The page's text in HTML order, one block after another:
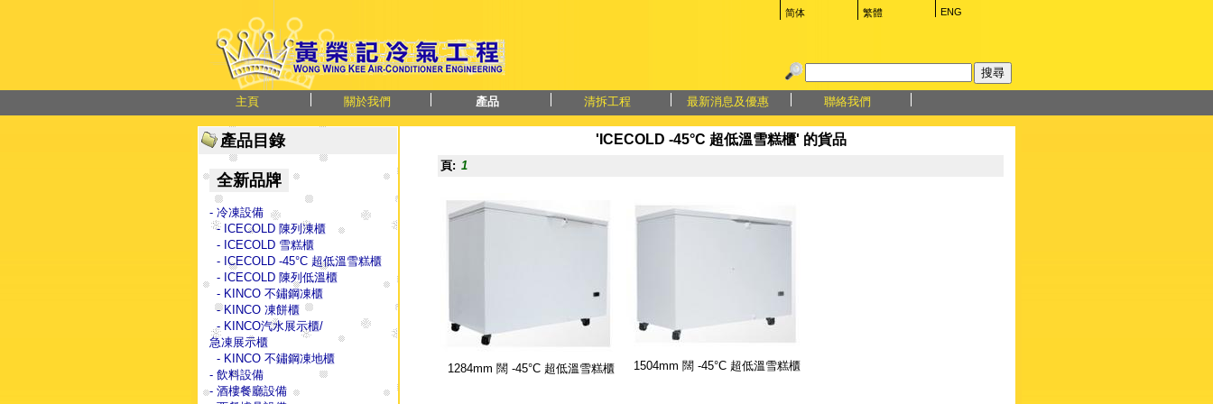
ENG
繁體
简体
主頁 關於我們 產品 清拆工程 最新消息及優惠 聯絡我們
產品目錄
全新品牌
- 冷凍設備
- ICECOLD 陳列凍櫃
- ICECOLD 雪糕櫃
- ICECOLD -45°C 超低溫雪糕櫃
- ICECOLD 陳列低溫櫃
- KINCO 不鏽鋼凍櫃
- KINCO 凍餅櫃
- KINCO汽水展示櫃/
急凍展示櫃
- KINCO 不鏽鋼凍地櫃
- 飲料設備
- 酒樓餐廳設備
'ICECOLD -45°C 超低溫雪糕櫃' 的貨品
頁: 1
1284mm 闊 -45°C 超低溫雪糕櫃 1504mm 闊 -45°C 超低溫雪糕櫃